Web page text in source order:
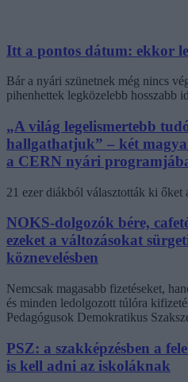
Itt a pontos dátum: ekkor
Bár a nyári szünetnek még nincs
pihenhettek legközelebb hosszabb
„A világ legelismertebb
hallgathatjuk” – két
a CERN nyári
21 ezer diákból választották ki őket
NOKS-dolgozók bére,
ezeket a változásokat
köznevelésben
Nemcsak magasabb fizetéseket,
és minden ledolgozott túlóra
Pedagógusok Demokratikus
PSZ: a szakképzésben a
is kell adni az iskoláknak